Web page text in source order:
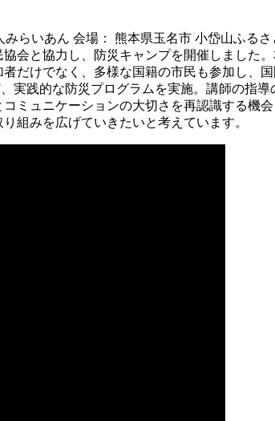
らいあん 会場： 熊本県玉名市 小岱山ふる
会と協力し、防災キャンプを開催しました
だけでなく、多様な国籍の市民も参加し、
実践的な防災プログラムを実施。講師の指
ミュニケーションの大切さを再認識する機
組みを広げていきたいと考えています。